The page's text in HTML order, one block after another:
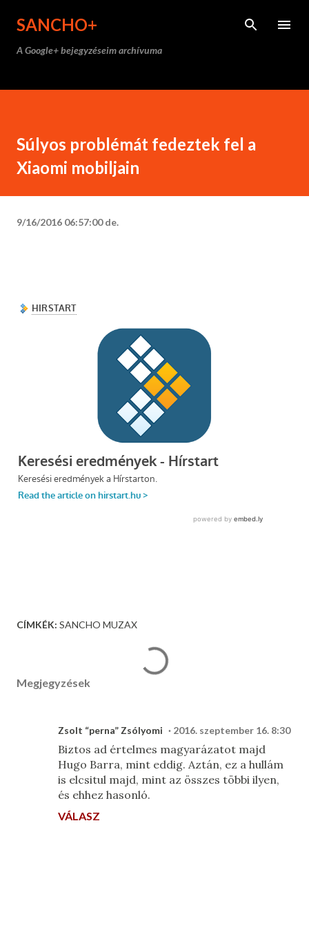
SANCHO+
A Google+ bejegyzéseim archívuma
Súlyos problémát fedeztek fel a
Xiaomi mobiljain
9/16/2016 06:57:00 de.
CÍMKÉK: SANCHO MUZAX
Megjegyzések
Zsolt “perna” Zsólyomi 2016. szeptember 16. 8:30
Biztos ad értelmes magyarázatot majd
Hugo Barra, mint eddig. Aztán, ez a hullám
is elcsitul majd, mint az összes többi ilyen,
és ehhez hasonló.
VÁLASZ